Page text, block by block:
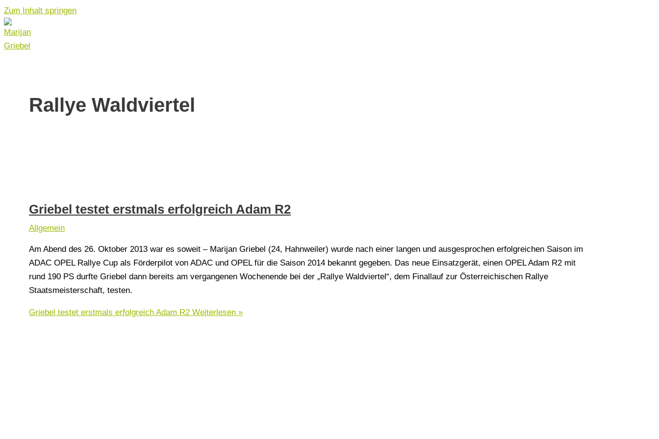
Zum Inhalt springen
Rallye Waldviertel
Griebel testet erstmals erfolgreich Adam R2
Allgemein
Am Abend des 26. Oktober 2013 war es soweit – Marijan Griebel (24, Hahnweiler) wurde nach einer langen und ausgesprochen erfolgreichen Saison im
ADAC OPEL Rallye Cup als Förderpilot von ADAC und OPEL für die Saison 2014 bekannt gegeben. Das neue Einsatzgerät, einen OPEL Adam R2 mit
rund 190 PS durfte Griebel dann bereits am vergangenen Wochenende bei der „Rallye Waldviertel“, dem Finallauf zur Österreichischen Rallye
Staatsmeisterschaft, testen.
Griebel testet erstmals erfolgreich Adam R2 Weiterlesen »